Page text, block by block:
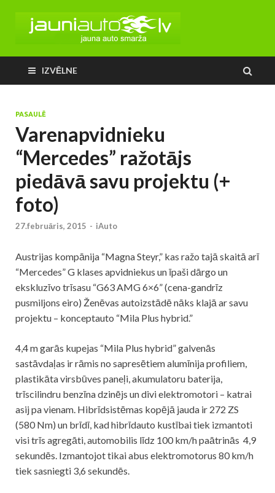
IZVĒLNE
PASAULĒ
Varenapvidnieku
“Mercedes” ražotājs
piedāvā savu projektu (+
foto)
27.februāris, 2015 - iAuto
Austrijas kompānija “Magna Steyr,” kas ražo tajā skaitā arī
“Mercedes” G klases apvidniekus un īpaši dārgo un
ekskluzīvo trīsasu “G63 AMG 6×6” (cena-gandrīz
pusmiljons eiro) Ženēvas autoizstādē nāks klajā ar savu
projektu – konceptauto “Mila Plus hybrid.”
4,4 m garās kupejas “Mila Plus hybrid” galvenās
sastāvdaļas ir rāmis no sapresētiem alumīnija profiliem,
plastikāta virsbūves paneļi, akumulatoru baterija,
trīscilindru benzīna dzinējs un divi elektromotori – katrai
asij pa vienam. Hibrīdsistēmas kopējā jauda ir 272 ZS
(580 Nm) un brīdī, kad hibrīdauto kustībai tiek izmantoti
visi trīs agregāti, automobilis līdz 100 km/h paātrinās 4,9
sekundēs. Izmantojot tikai abus elektromotorus 80 km/h
tiek sasniegti 3,6 sekundēs.